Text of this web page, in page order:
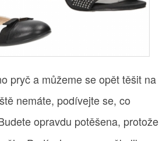
pryč a můžeme se opět těšit na
nemáte, podívejte se, co
opravdu potěšena, protože